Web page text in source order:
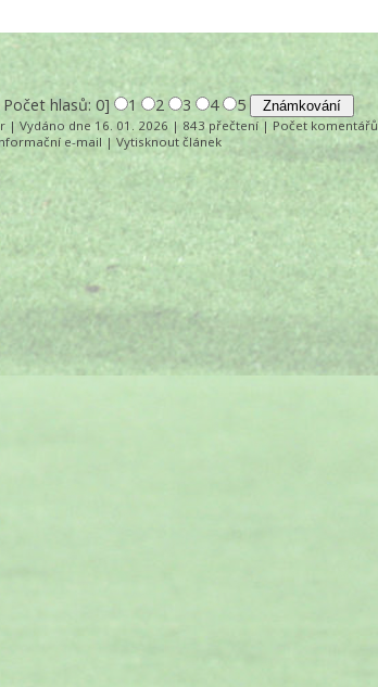
Počet hlasů: 0] 1 2 3 4 5
| Vydáno dne 16. 01. 2026 | 843 přečtení | Počet komentářů
e-mail |Vytisknout článek